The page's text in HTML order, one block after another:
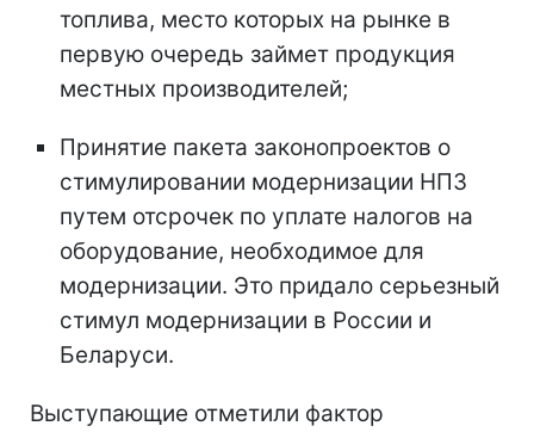
топлива, место которых на рынке в
первую очередь займет продукция
местных производителей;
Принятие пакета законопроектов о
стимулировании модернизации НПЗ
путем отсрочек по уплате налогов на
оборудование, необходимое для
модернизации. Это придало серьезный
стимул модернизации в России и
Беларуси.
Выступающие отметили фактор